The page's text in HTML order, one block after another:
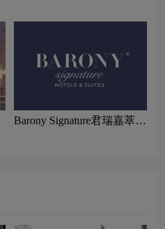
Barony Signature君瑞嘉萃酒